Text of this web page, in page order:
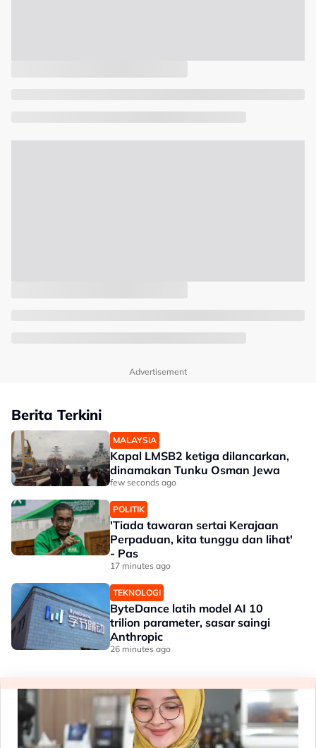
Advertisement
Berita Terkini
MALAYSIA
Kapal LMSB2 ketiga dilancarkan,
dinamakan Tunku Osman Jewa
few seconds ago
POLITIK
'Tiada tawaran sertai Kerajaan
Perpaduan, kita tunggu dan lihat'
- Pas
17 minutes ago
TEKNOLOGI
ByteDance latih model AI 10
trilion parameter, sasar saingi
Anthropic
26 minutes ago